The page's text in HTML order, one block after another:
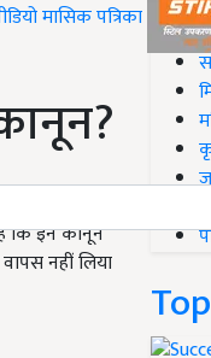
मासिक पत्रिका
कि इन कानून
नहीं लिया
#Top